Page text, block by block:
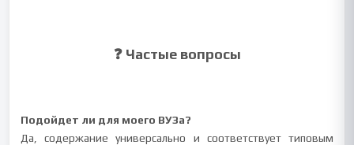
❓ Частые вопросы
Подойдет ли для моего ВУЗа?
Да, содержание универсально и соответствует типовым